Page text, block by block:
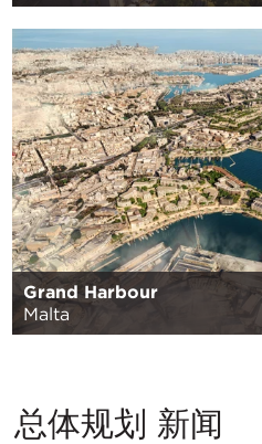
Grand Harbour
Malta
总体规划 新闻